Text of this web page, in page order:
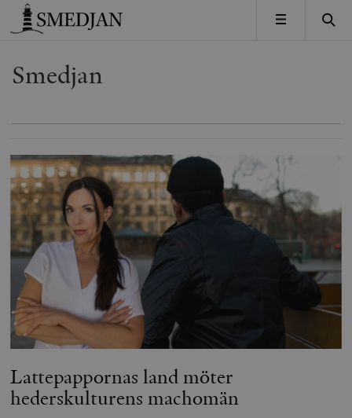
Timbro
MENY
Smedjan
Lattepappornas land möter
hederskulturens machomän